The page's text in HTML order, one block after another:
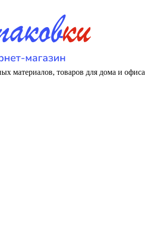
материалов, товаров для дома и офиса